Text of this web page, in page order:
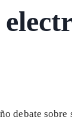
debate sobre